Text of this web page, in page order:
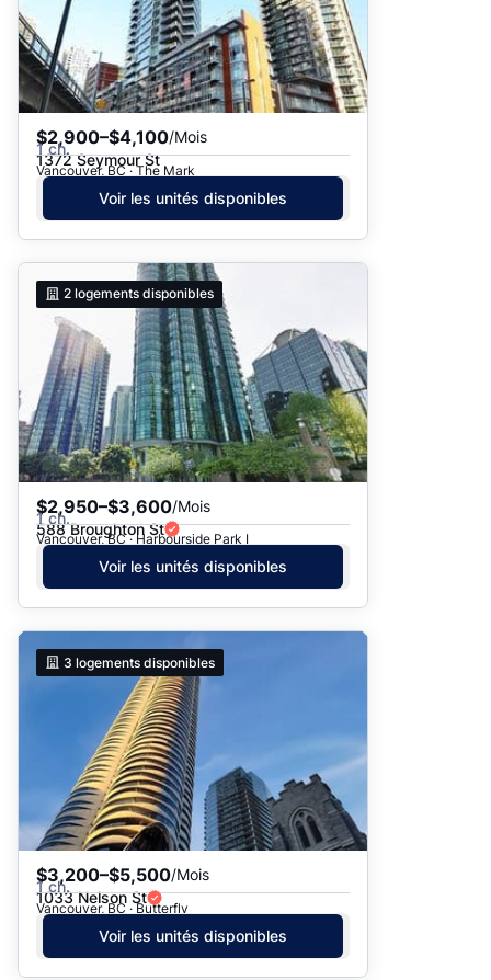
$2,900–$4,100/Mois
1 ch.
1372 Seymour St
Vancouver, BC · The Mark
Voir les unités disponibles
2 logements disponibles
$2,950–$3,600/Mois
1 ch.
588 Broughton St
Vancouver, BC · Harbourside Park I
Voir les unités disponibles
3 logements disponibles
$3,200–$5,500/Mois
1 ch.
1033 Nelson St
Vancouver, BC · Butterfly
Voir les unités disponibles